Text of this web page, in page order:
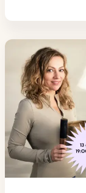
swoje
zmysły